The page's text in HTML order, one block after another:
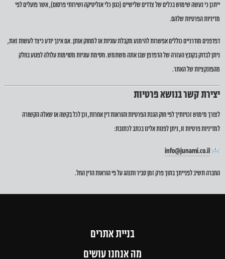
ייתכן כי נעשה שימוש בכלים של צדדים שלישיים (כגון כלי אנליטיקה ושירותי פרסום), אשר פועלים לפי
מדיניות הפרטיות שלהם.
דפדפנים מודרניים כוללים אפשרות להימנע מקבלת עוגיות או למחוק אותן. אם אינך יודע כיצד לעשות זאת,
ניתן לבדוק בקובץ העזרה של הדפדפן שבו אתה משתמש. חסימת עוגיות מסוימות עלולה לפגוע בחלק
מהפונקציות של האתר.
יצירת קשר בנושא פרטיות
לצורך מימוש זכויותיך לפי חוק הגנת הפרטיות והוראות דין אחרות, וכן לכל בקשה או שאלה הקשורה
למדיניות פרטיות זו, ניתן לפנות אלינו בכתב לכתובת:
info@junami.co.il
החברה תשיב לפנייתך בתוך פרק זמן סביר ותנהג על פי הוראות הדין החל.
בניית אתרים
מה אנחנו עושים